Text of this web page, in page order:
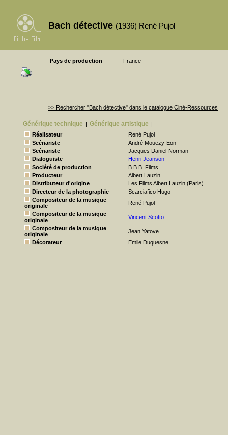
Bach détective (1936) René Pujol
Pays de production France
>> Rechercher "Bach détective" dans le catalogue Ciné-Ressources
Générique technique | Générique artistique |
Réalisateur
René Pujol
Scénariste
André Mouezy-Eon
Scénariste
Jacques Daniel-Norman
Dialoguiste
Henri Jeanson
Société de production
B.B.B. Films
Producteur
Albert Lauzin
Distributeur d'origine
Les Films Albert Lauzin (Paris)
Directeur de la photographie
Scarciafico Hugo
Compositeur de la musique
originale
René Pujol
Compositeur de la musique
originale
Vincent Scotto
Compositeur de la musique
originale
Jean Yatove
Décorateur
Emile Duquesne